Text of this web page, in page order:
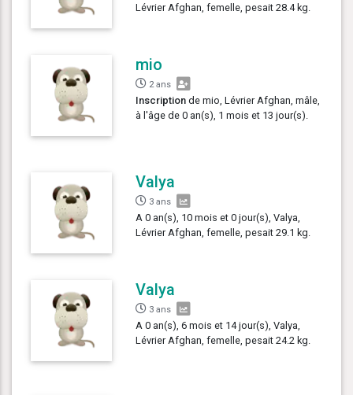
Lévrier Afghan, femelle, pesait 28.4 kg.
mio
2 ans
Inscription de mio, Lévrier Afghan, mâle,
à l'âge de 0 an(s), 1 mois et 13 jour(s).
Valya
3 ans
A 0 an(s), 10 mois et 0 jour(s), Valya,
Lévrier Afghan, femelle, pesait 29.1 kg.
Valya
3 ans
A 0 an(s), 6 mois et 14 jour(s), Valya,
Lévrier Afghan, femelle, pesait 24.2 kg.